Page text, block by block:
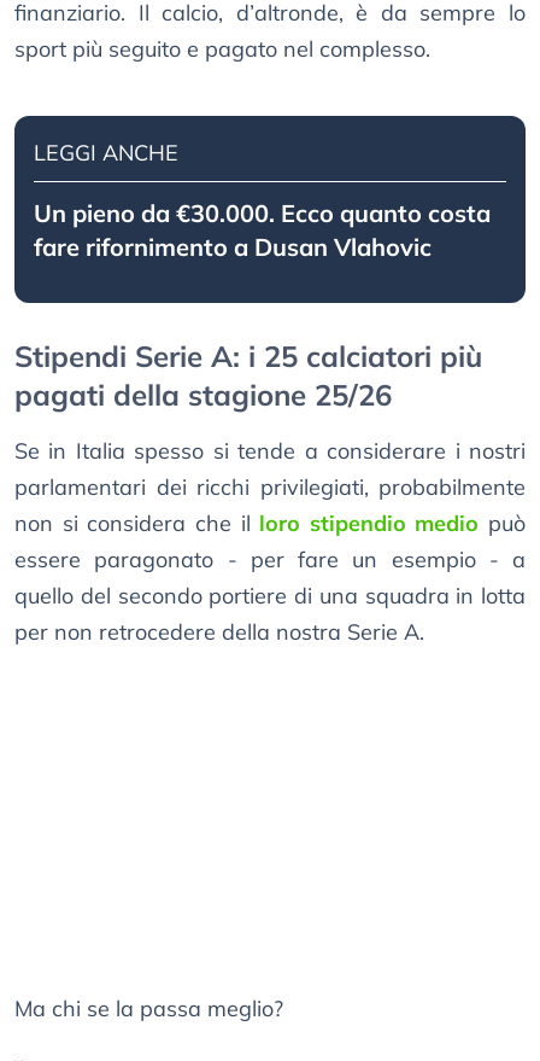
finanziario. Il calcio, d’altronde, è da sempre lo
sport più seguito e pagato nel complesso.
LEGGI ANCHE
Un pieno da €30.000. Ecco quanto costa
fare rifornimento a Dusan Vlahovic
Stipendi Serie A: i 25 calciatori più
pagati della stagione 25/26
Se in Italia spesso si tende a considerare i nostri
parlamentari dei ricchi privilegiati, probabilmente
non si considera che il loro stipendio medio può
essere paragonato - per fare un esempio - a
quello del secondo portiere di una squadra in lotta
per non retrocedere della nostra Serie A.
Ma chi se la passa meglio?